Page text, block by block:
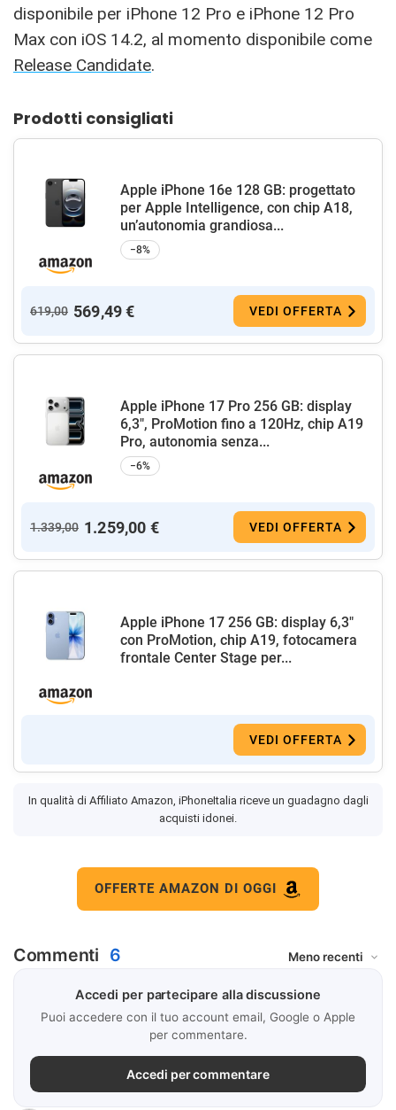
disponibile per iPhone 12 Pro e iPhone 12 Pro
Max con iOS 14.2, al momento disponibile come
Release Candidate.
Prodotti consigliati
Apple iPhone 16e 128 GB: progettato
per Apple Intelligence, con chip A18,
un’autonomia grandiosa...
−8%
619,00 569,49 € VEDI OFFERTA
Apple iPhone 17 Pro 256 GB: display
6,3", ProMotion fino a 120Hz, chip A19
Pro, autonomia senza...
−6%
1.339,00 1.259,00 € VEDI OFFERTA
Apple iPhone 17 256 GB: display 6,3"
con ProMotion, chip A19, fotocamera
frontale Center Stage per...
VEDI OFFERTA
In qualità di Affiliato Amazon, iPhoneItalia riceve un guadagno dagli
acquisti idonei.
OFFERTE AMAZON DI OGGI
Commenti 6
Accedi per partecipare alla discussione
Puoi accedere con il tuo account email, Google o Apple
per commentare.
Accedi per commentare